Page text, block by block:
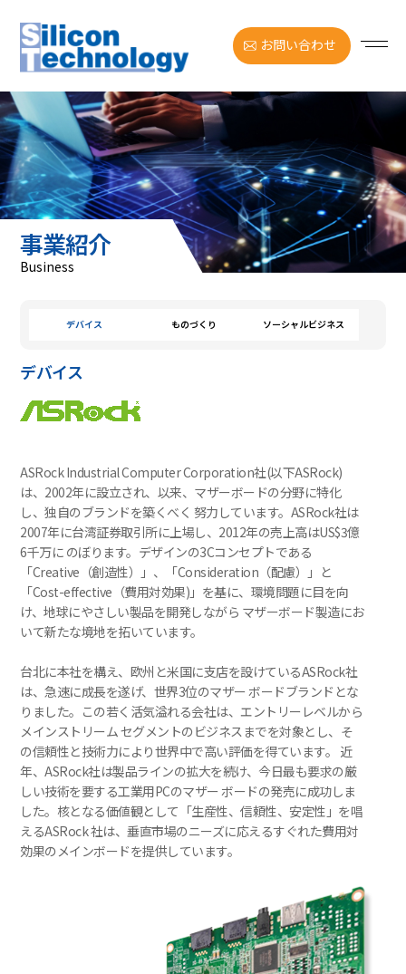
お問い合わせ
事業紹介
Business
デバイス ものづくり ソーシャルビジネス
デバイス
ASRock Industrial Computer Corporation社(以下ASRock)
は、2002年に設立され、以来、マザーボードの分野に特化
し、独自のブランドを築くべく 努力しています。ASRock社は
2007年に台湾証券取引所に上場し、2012年の売上高はUS$3億
6千万に のぼります。デザインの3Cコンセプトである
「Creative（創造性）」、「Consideration（配慮）」と
「Cost-effective（費用対効果)」を基に、環境問題に目を向
け、地球にやさしい製品を開発しながら マザーボード製造にお
いて新たな境地を拓いています。
台北に本社を構え、欧州と米国に支店を設けているASRock社
は、急速に成長を遂げ、世界3位のマザー ボードブランドとな
りました。この若く活気溢れる会社は、エントリーレベルから
メインストリーム セグメントのビジネスまでを対象とし、そ
の信頼性と技術力により世界中で高い評価を得ています。 近
年、ASRock社は製品ラインの拡大を続け、今日最も要求の厳
しい技術を要する工業用PCのマザー ボードの発売に成功しま
した。核となる価値観として「生産性、信頼性、安定性」を唱
えるASRock 社は、垂直市場のニーズに応えるすぐれた費用対
効果のメインボードを提供しています。